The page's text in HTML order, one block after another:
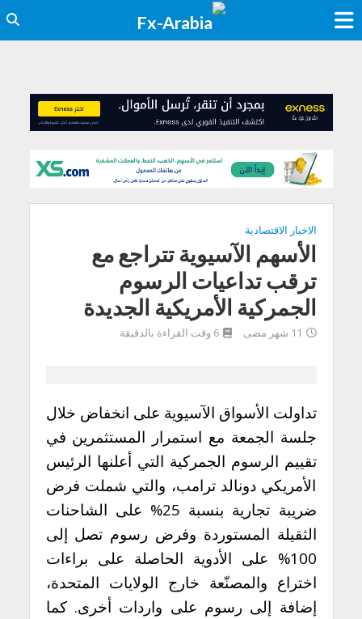
الاخبار الاقتصادية
الأسهم الآسيوية تتراجع مع
ترقب تداعيات الرسوم
الجمركية الأمريكية الجديدة
11 شهر مضى 6 وقت القراءة بالدقيقة
تداولت الأسواق الآسيوية على انخفاض خلال
جلسة الجمعة مع استمرار المستثمرين في
تقييم الرسوم الجمركية التي أعلنها الرئيس
الأمريكي دونالد ترامب، والتي شملت فرض
ضريبة تجارية بنسبة 25% على الشاحنات
الثقيلة المستوردة وفرض رسوم تصل إلى
100% على الأدوية الحاصلة على براءات
اختراع والمصنّعة خارج الولايات المتحدة،
إضافة إلى رسوم على واردات أخرى. كما